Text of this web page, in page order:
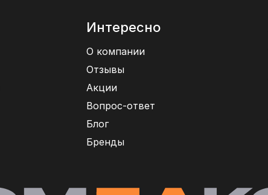
Интересно
О компании
Отзывы
Акции
Вопрос-ответ
Блог
Бренды